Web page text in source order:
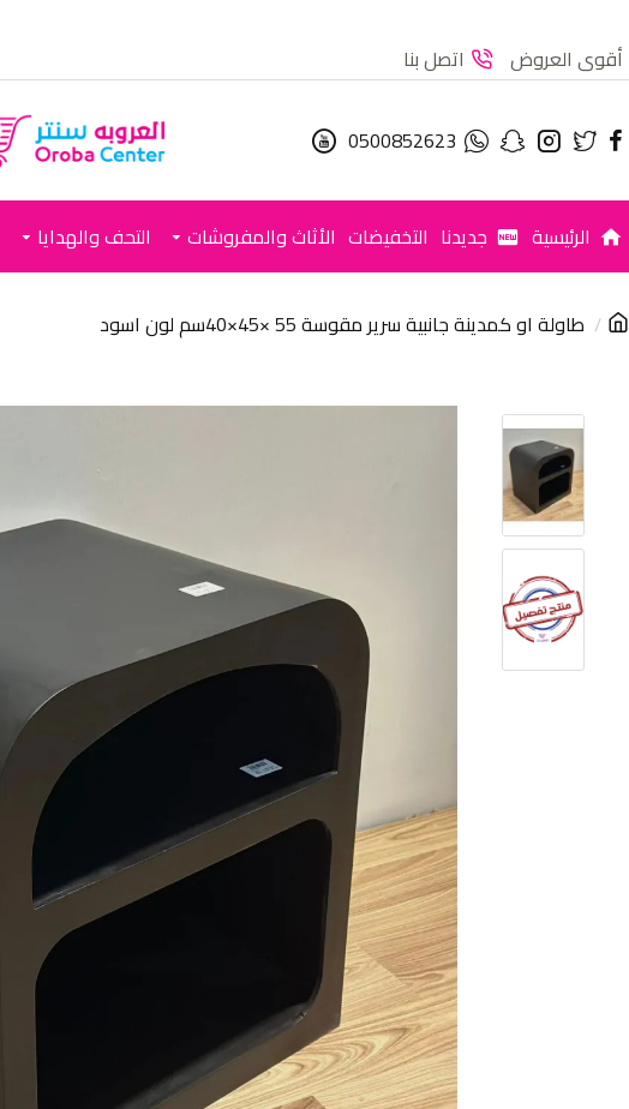
أقوى العروض اتصل بنا
0500852623
الرئيسية جديدنا التخفيضات الأثاث والمفروشات التحف والهدايا
طاولة او كمدينة جانبية سرير مقوسة 55 ×45×40سم لون اسود